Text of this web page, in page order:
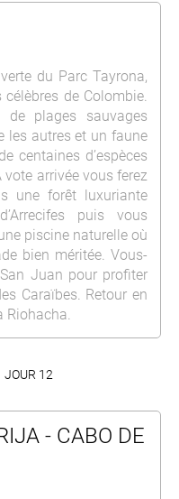
du Parc Tayrona,
de Colombie.
plages sauvages
les autres et un faune
centaines d’espèces
vote arrivée vous ferez
une forêt luxuriante
puis vous
piscine naturelle où
bien méritée. Vous-
Juan pour profiter
Caraïbes. Retour en
Riohacha.
JOUR 12
- CABO DE